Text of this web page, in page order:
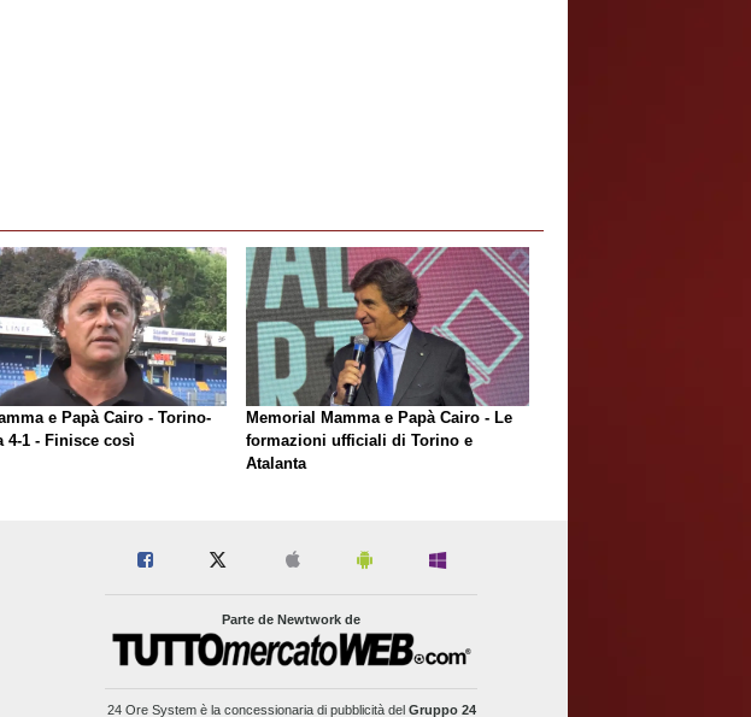
e Papà Cairo - Torino-
4-1 - Finisce così
Memorial Mamma e Papà Cairo - Le
formazioni ufficiali di Torino e
Atalanta
Parte de Newtwork de
24 Ore Systemè la concessionaria di pubblicità del Gruppo 24